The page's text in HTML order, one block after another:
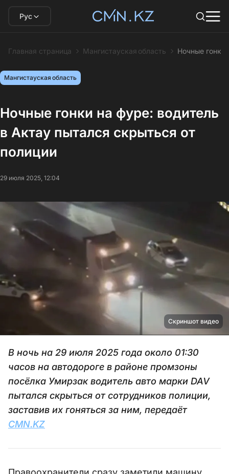
Рус
Главная страница Мангистауская область Ночные гонки
Мангистауская область
Ночные гонки на фуре: водитель
в Актау пытался скрыться от
полиции
29 июля 2025, 12:04
Скриншот видео
В ночь на 29 июля 2025 года около 01:30
часов на автодороге в районе промзоны
посёлка Умирзак водитель авто марки DAV
пытался скрыться от сотрудников полиции,
заставив их гоняться за ним, передаёт
CMN.KZ